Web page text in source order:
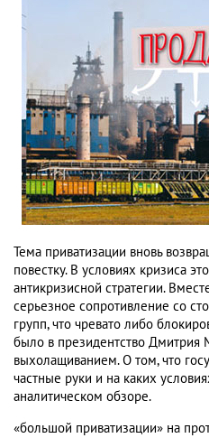
Тема приватизации вновь
повестку. В условиях кризиса
антикризисной стратегии.
серьезное сопротивление со
групп, что чревато либо
было в президентство Дмитрия
выхолащиванием. О том, что
частные руки и на каких
аналитическом обзоре.
«большой приватизации» на